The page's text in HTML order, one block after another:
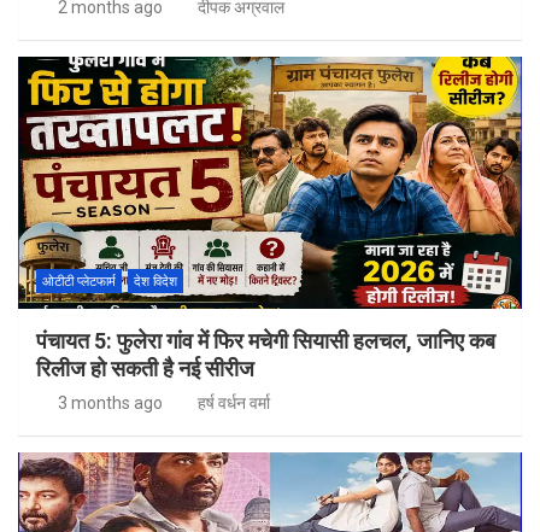
2 months ago दीपक अग्रवाल
ओटीटी प्लेटफार्म देश विदेश
पंचायत 5: फुलेरा गांव में फिर मचेगी सियासी हलचल, जानिए कब
रिलीज हो सकती है नई सीरीज
3 months ago हर्ष वर्धन वर्मा